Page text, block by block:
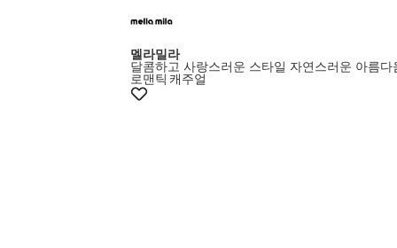
멜라밀라
달콤하고 사랑스러운 스타일 자연스러운 아름다
로맨틱 캐주얼